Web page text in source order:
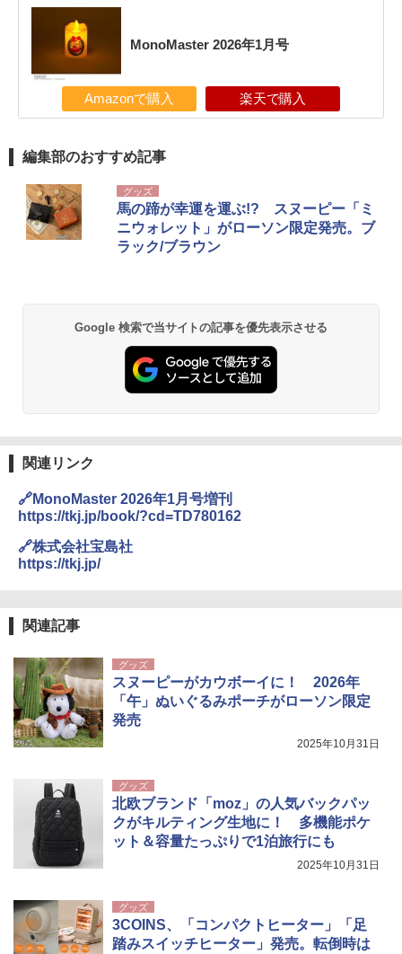
MonoMaster 2026年1月号
Amazonで購入 楽天で購入
編集部のおすすめ記事
グッズ
馬の蹄が幸運を運ぶ!? スヌーピー「ミ
ニウォレット」がローソン限定発売。ブ
ラック/ブラウン
Google 検索で当サイトの記事を優先表示させる
関連リンク
🔗MonoMaster 2026年1月号増刊
https://tkj.jp/book/?cd=TD780162
🔗株式会社宝島社
https://tkj.jp/
関連記事
グッズ
スヌーピーがカウボーイに！ 2026年
「午」ぬいぐるみポーチがローソン限定
発売
2025年10月31日
グッズ
北欧ブランド「moz」の人気バックパッ
クがキルティング生地に！ 多機能ポケ
ット＆容量たっぷりで1泊旅行にも
2025年10月31日
グッズ
3COINS、「コンパクトヒーター」「足
踏みスイッチヒーター」発売。転倒時は